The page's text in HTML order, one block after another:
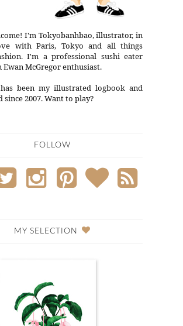
I'm Tokyobanhbao, illustrator, in
with Paris, Tokyo and all things
I'm a professional sushi eater
Ewan McGregor enthusiast.
been my illustrated logbook and
since 2007. Want to play?
FOLLOW
MY SELECTION